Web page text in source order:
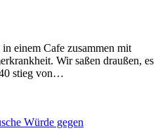
einem Cafe zusammen mit
Wir saßen draußen, es
stieg von…